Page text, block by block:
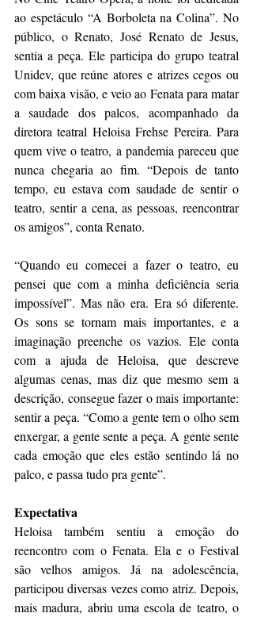
ao espetáculo “A Borboleta na Colina”. No
público, o Renato, José Renato de Jesus,
sentia a peça. Ele participa do grupo teatral
Unidev, que reúne atores e atrizes cegos ou
com baixa visão, e veio ao Fenata para matar
a saudade dos palcos, acompanhado da
diretora teatral Heloisa Frehse Pereira. Para
quem vive o teatro, a pandemia pareceu que
nunca chegaria ao fim. “Depois de tanto
tempo, eu estava com saudade de sentir o
teatro, sentir a cena, as pessoas, reencontrar
os amigos”, conta Renato.
“Quando eu comecei a fazer o teatro, eu
pensei que com a minha deficiência seria
impossível”. Mas não era. Era só diferente.
Os sons se tornam mais importantes, e a
imaginação preenche os vazios. Ele conta
com a ajuda de Heloisa, que descreve
algumas cenas, mas diz que mesmo sem a
descrição, consegue fazer o mais importante:
sentir a peça. “Como a gente tem o olho sem
enxergar, a gente sente a peça. A gente sente
cada emoção que eles estão sentindo lá no
palco, e passa tudo pra gente”.
Expectativa
Heloisa também sentiu a emoção do
reencontro com o Fenata. Ela e o Festival
são velhos amigos. Já na adolescência,
participou diversas vezes como atriz. Depois,
mais madura, abriu uma escola de teatro, o